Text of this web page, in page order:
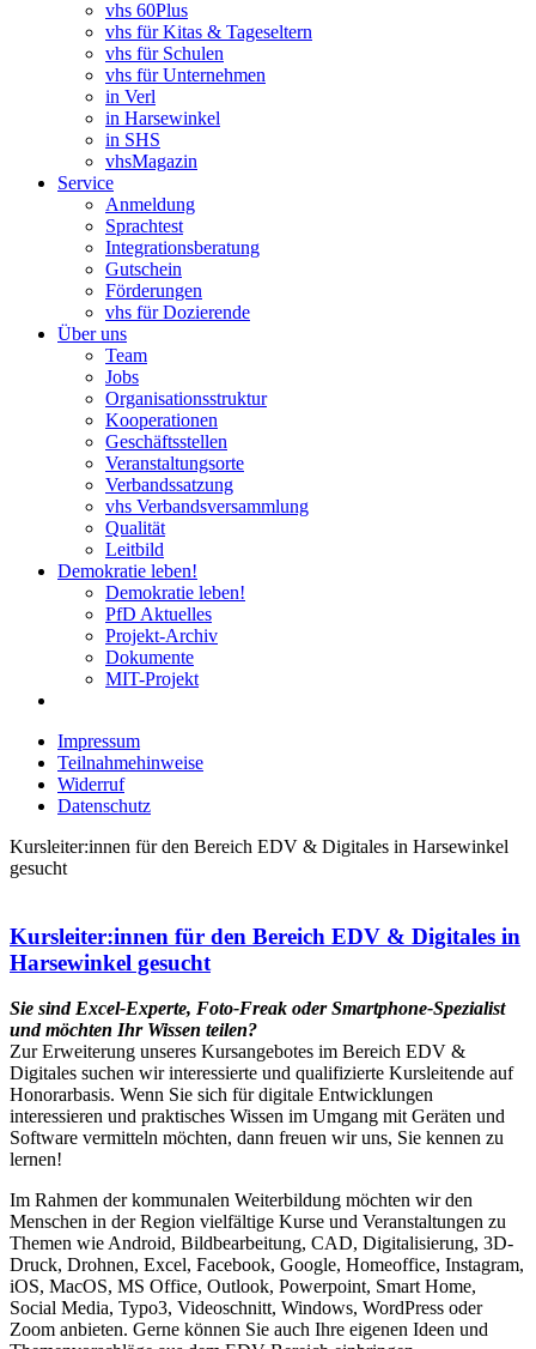
vhs 60Plus
vhs für Kitas & Tageseltern
vhs für Schulen
vhs für Unternehmen
in Verl
in Harsewinkel
in SHS
vhsMagazin
Service
Anmeldung
Sprachtest
Integrationsberatung
Gutschein
Förderungen
vhs für Dozierende
Über uns
Team
Jobs
Organisationsstruktur
Kooperationen
Geschäftsstellen
Veranstaltungsorte
Verbandssatzung
vhs Verbandsversammlung
Qualität
Leitbild
Demokratie leben!
Demokratie leben!
PfD Aktuelles
Projekt-Archiv
Dokumente
MIT-Projekt
Impressum
Teilnahmehinweise
Widerruf
Datenschutz
Kursleiter:innen für den Bereich EDV & Digitales in Harsewinkel
gesucht
Kursleiter:innen für den Bereich EDV & Digitales in
Harsewinkel gesucht
Sie sind Excel-Experte, Foto-Freak oder Smartphone-Spezialist
und möchten Ihr Wissen teilen?
Zur Erweiterung unseres Kursangebotes im Bereich EDV &
Digitales suchen wir interessierte und qualifizierte Kursleitende auf
Honorarbasis. Wenn Sie sich für digitale Entwicklungen
interessieren und praktisches Wissen im Umgang mit Geräten und
Software vermitteln möchten, dann freuen wir uns, Sie kennen zu
lernen!
Im Rahmen der kommunalen Weiterbildung möchten wir den
Menschen in der Region vielfältige Kurse und Veranstaltungen zu
Themen wie Android, Bildbearbeitung, CAD, Digitalisierung, 3D-
Druck, Drohnen, Excel, Facebook, Google, Homeoffice, Instagram,
iOS, MacOS, MS Office, Outlook, Powerpoint, Smart Home,
Social Media, Typo3, Videoschnitt, Windows, WordPress oder
Zoom anbieten. Gerne können Sie auch Ihre eigenen Ideen und